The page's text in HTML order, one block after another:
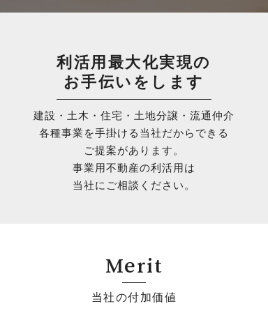
利活用最大化実現の
お手伝いをします
建設・土木・住宅・土地分譲・流通仲介
各種事業を手掛ける当社だからできる
ご提案があります。
事業用不動産の利活用は
当社にご相談ください。
Merit
当社の付加価値